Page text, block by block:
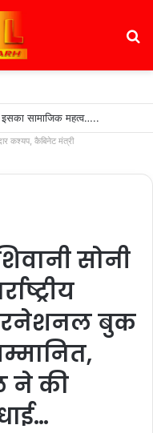
सामाजिक महत्व…..
कश्यप, कैबिनेट मंत्री
सोनी
बुक
ने की